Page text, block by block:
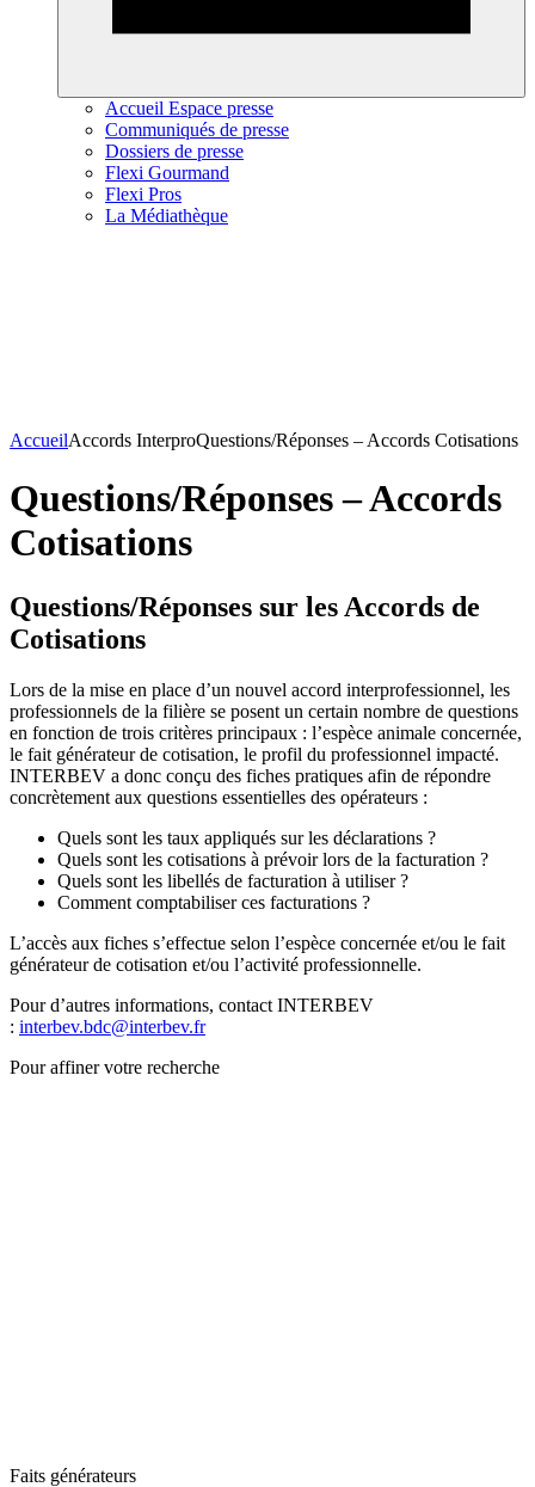
Accueil Espace presse
Communiqués de presse
Dossiers de presse
Flexi Gourmand
Flexi Pros
La Médiathèque
AccueilAccords InterproQuestions/Réponses – Accords Cotisations
Questions/Réponses – Accords
Cotisations
Questions/Réponses sur les Accords de
Cotisations
Lors de la mise en place d’un nouvel accord interprofessionnel, les
professionnels de la filière se posent un certain nombre de questions
en fonction de trois critères principaux : l’espèce animale concernée,
le fait générateur de cotisation, le profil du professionnel impacté.
INTERBEV a donc conçu des fiches pratiques afin de répondre
concrètement aux questions essentielles des opérateurs :
Quels sont les taux appliqués sur les déclarations ?
Quels sont les cotisations à prévoir lors de la facturation ?
Quels sont les libellés de facturation à utiliser ?
Comment comptabiliser ces facturations ?
L’accès aux fiches s’effectue selon l’espèce concernée et/ou le fait
générateur de cotisation et/ou l’activité professionnelle.
Pour d’autres informations, contact INTERBEV
: interbev.bdc@interbev.fr
Pour affiner votre recherche
Faits générateurs